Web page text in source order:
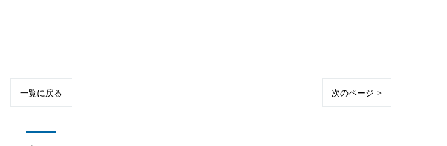
一覧に戻る 次のページ >